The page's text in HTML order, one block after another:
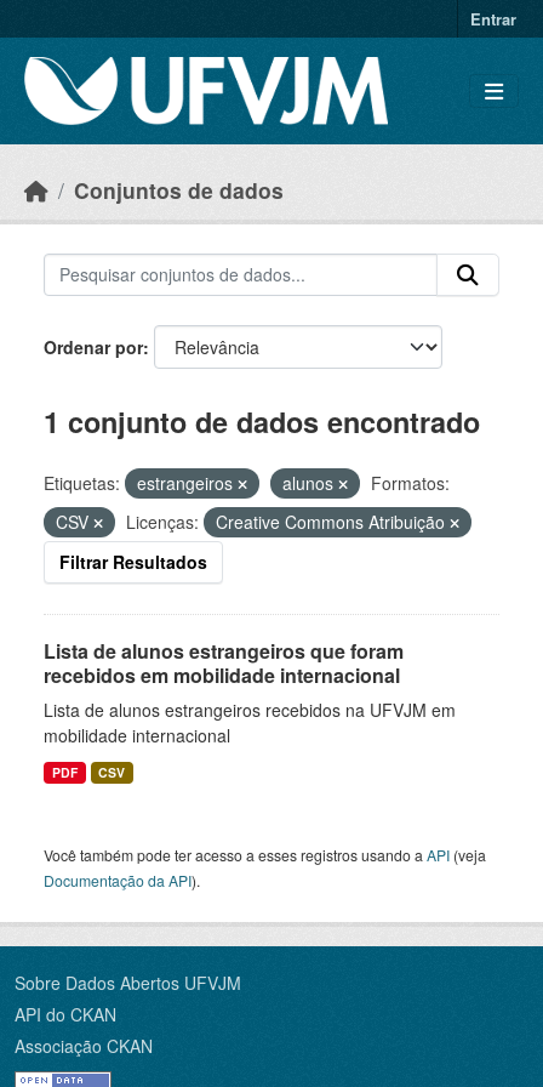
Entrar
Conjuntos de dados
Ordenar por
1 conjunto de dados encontrado
Etiquetas: estrangeiros alunos
Formatos:
CSV
Licenças:
Creative Commons Atribuição
Filtrar Resultados
Lista de alunos estrangeiros que foram
recebidos em mobilidade internacional
Lista de alunos estrangeiros recebidos na UFVJM em
mobilidade internacional
PDF CSV
Você também pode ter acesso a esses registros usando a API (veja
Documentação da API).
Sobre Dados Abertos UFVJM
API do CKAN
Associação CKAN